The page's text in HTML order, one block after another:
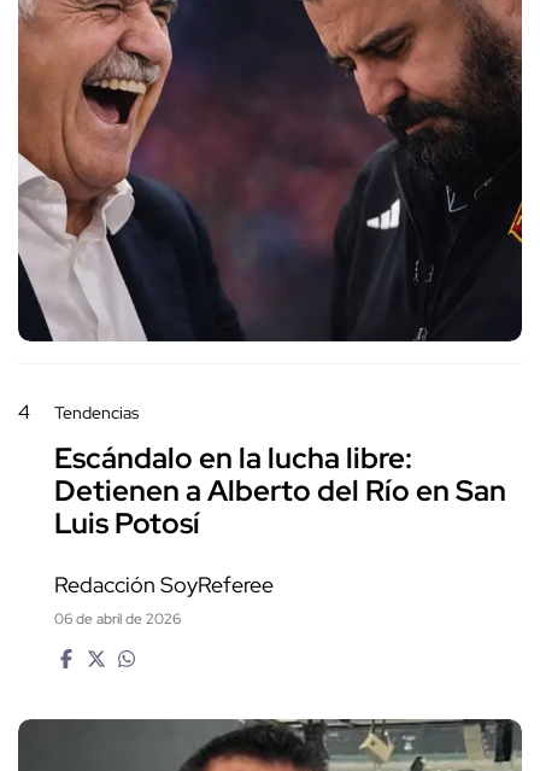
4 Tendencias
Escándalo en la lucha libre:
Detienen a Alberto del Río en San
Luis Potosí
Redacción SoyReferee
06 de abril de 2026